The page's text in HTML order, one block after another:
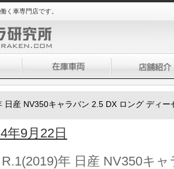
く車専門店です。
日産 NV350キャラバン 2.5 DX ロング ディ
年9月22日
年 日産 NV350キ